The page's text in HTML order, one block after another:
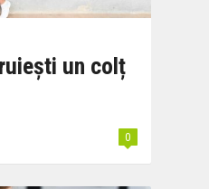
un colț
0